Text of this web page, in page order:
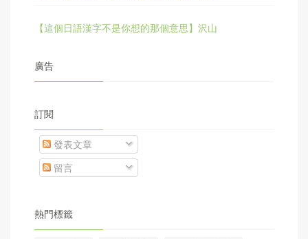
【這個日語漢字不是你想的那個意思】沢山
廣告
訂閱
發表文章
留言
熱門標籤